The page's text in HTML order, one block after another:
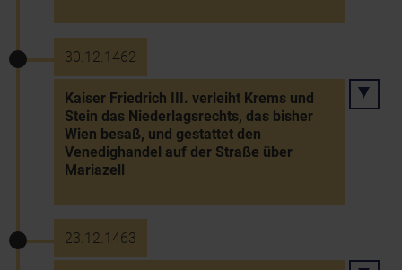
30.12.1462
Kaiser Friedrich III. verleiht Krems und
Stein das Niederlagsrechts, das bisher
Wien besaß, und gestattet den
Venedighandel auf der Straße über
Mariazell
23.12.1463